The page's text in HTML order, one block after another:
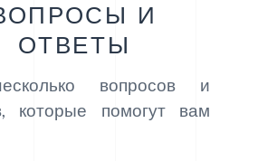
И
ОТВЕТЫ
вопросов и
которые помогут вам